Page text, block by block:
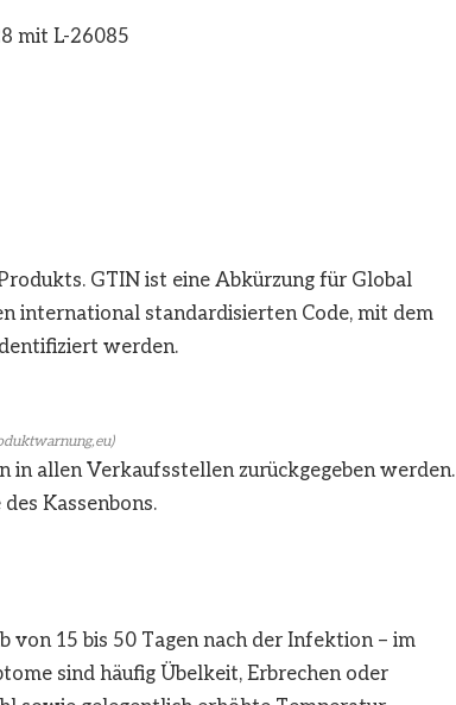
mit L-26085
GTIN ist eine Abkürzung für Global
international standardisierten Code, mit dem
werden.
in allen Verkaufsstellen zurückgegeben werden.
Kassenbons.
15 bis 50 Tagen nach der Infektion – im
sind häufig Übelkeit, Erbrechen oder